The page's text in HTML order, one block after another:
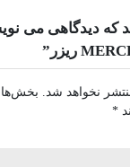
که دیدگاهی می
نخواهد شد.
*